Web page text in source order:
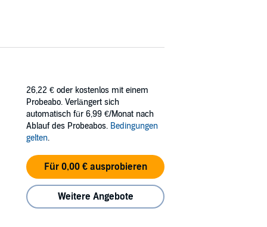
26,22 € oder kostenlos mit einem
Probeabo. Verlängert sich
automatisch für 6,99 €/Monat nach
Ablauf des Probeabos. Bedingungen
gelten.
Für 0,00 € ausprobieren
Weitere Angebote